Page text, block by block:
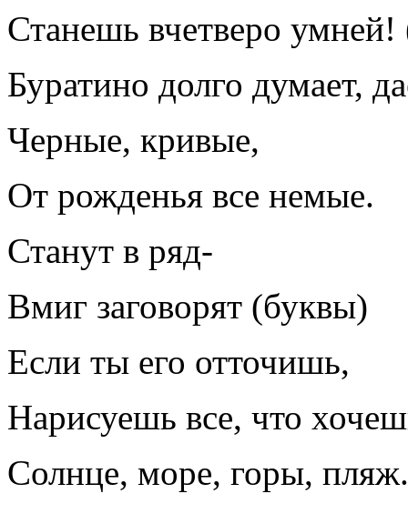
Станешь вчетверо умней!
Буратино долго думает,
Черные, кривые,
От рожденья все немые.
Станут в ряд-
Вмиг заговорят (буквы)
Если ты его отточишь,
Нарисуешь все, что
Солнце, море, горы, пляж.